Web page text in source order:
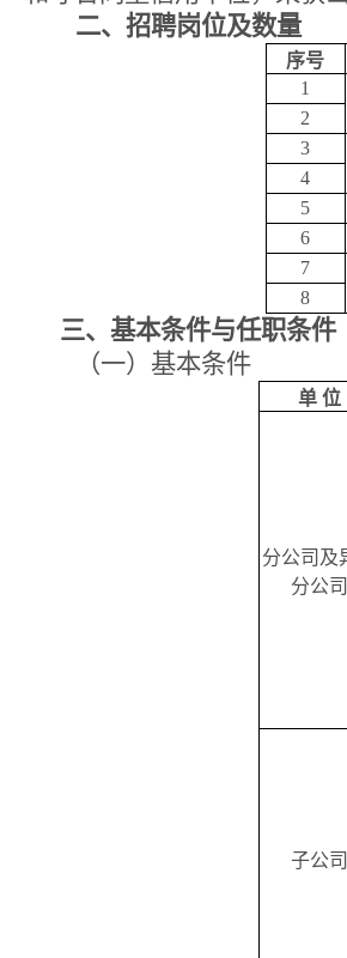
二、招聘岗位及数量
序号
1
2
3
4
5
6
7
8
三、基本条件与任职条件
（一）基本条件
单 位
分公司及
分公司
子公司